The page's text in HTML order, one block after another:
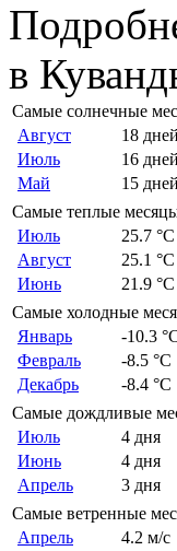
в
Самые солнечные
Август
18 дней
Июль
16 дней
Май
15 дней
Самые теплые
Июль
25.7 °C
Август
25.1 °C
Июнь
21.9 °C
Самые холодные
Январь
-10.3
Февраль
-8.5 °C
Декабрь
-8.4 °C
Самые дождливые
Июль
4 дня
Июнь
4 дня
Апрель
3 дня
Самые ветренные
Апрель
4.2 м/с